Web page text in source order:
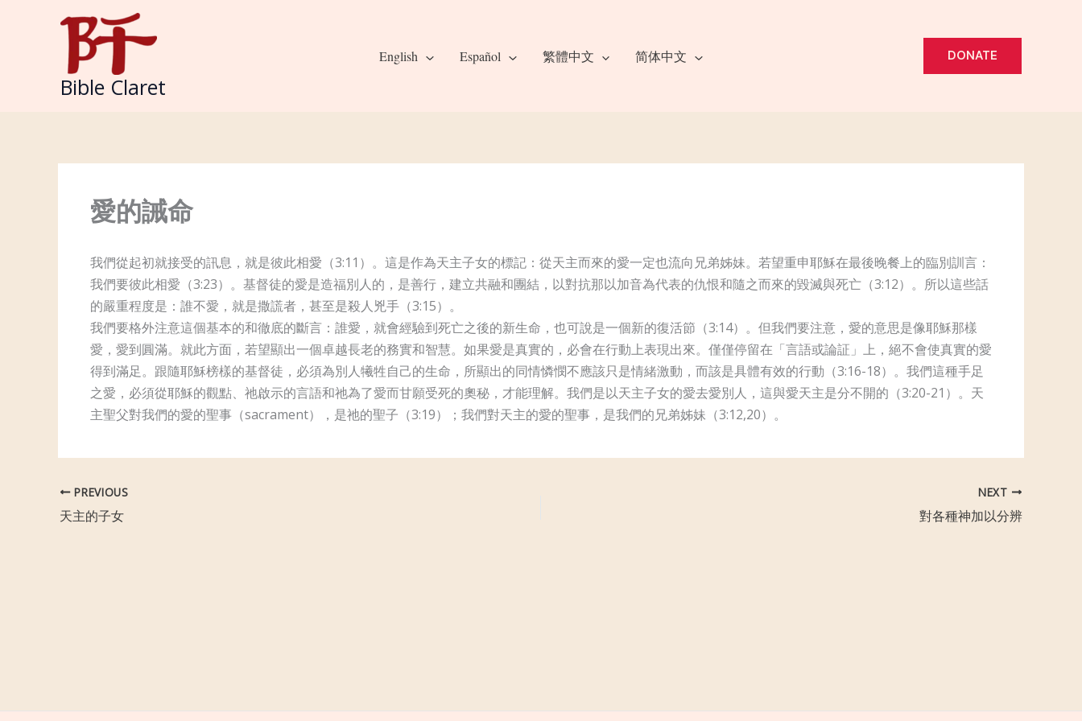
Bible Claret
English Español 繁體中文 简体中文 DONATE
愛的誡命
我們從起初就接受的訊息，就是彼此相愛（3:11）。這是作為天主子女的標記：從天主而來的愛一定也流向兄弟姊妹。若望重申耶穌在最後晚餐上的臨別訓言：
我們要彼此相愛（3:23）。基督徒的愛是造福別人的，是善行，建立共融和團結，以對抗那以加音為代表的仇恨和隨之而來的毀滅與死亡（3:12）。所以這些話
的嚴重程度是：誰不愛，就是撒謊者，甚至是殺人兇手（3:15）。
我們要格外注意這個基本的和徹底的斷言：誰愛，就會經驗到死亡之後的新生命，也可說是一個新的復活節（3:14）。但我們要注意，愛的意思是像耶穌那樣
愛，愛到圓滿。就此方面，若望顯出一個卓越長老的務實和智慧。如果愛是真實的，必會在行動上表現出來。僅僅停留在「言語或論証」上，絕不會使真實的愛
得到滿足。跟隨耶穌榜樣的基督徒，必須為別人犧牲自己的生命，所顯出的同情憐憫不應該只是情緒激動，而該是具體有效的行動（3:16-18）。我們這種手足
之愛，必須從耶穌的觀點、祂啟示的言語和祂為了愛而甘願受死的奧秘，才能理解。我們是以天主子女的愛去愛別人，這與愛天主是分不開的（3:20-21）。天
主聖父對我們的愛的聖事（sacrament），是祂的聖子（3:19）；我們對天主的愛的聖事，是我們的兄弟姊妹（3:12,20）。
PREVIOUS
天主的子女
NEXT
對各種神加以分辨